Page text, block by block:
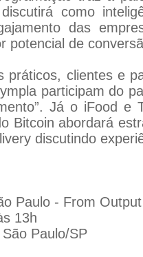
como
das
potencial de
práticos, clientes e
participam do
Já o iFood e
Bitcoin abordará
discutindo
Paulo - From
13h
Paulo/SP